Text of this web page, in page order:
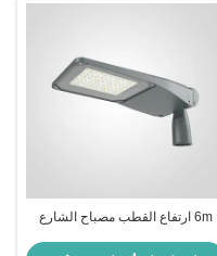
6m ارتفاع القطب مصباح الشارع